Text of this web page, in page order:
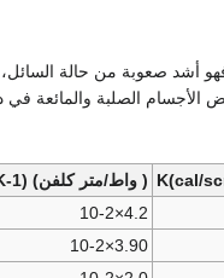
فهو أشد صعوبة من حالة
لبعض الأجسام الصلبة
( واط/متر كلفن) K(wm-1 K-1)
4.2×10-2
3.90×10-2